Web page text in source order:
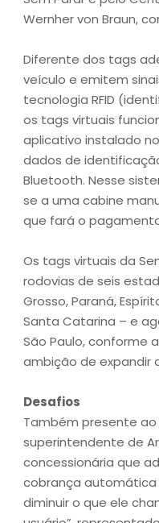
Wernher von Braun,
Diferente dos tags
veículo e emitem
tecnologia RFID
os tags virtuais
aplicativo instalado
dados de
Bluetooth. Nesse
se a uma cabine
que fará o
Os tags virtuais da
rodovias de seis
Grosso, Paraná,
Santa Catarina – e
São Paulo, conforme
ambição de expandir
Desafios
Também presente
superintendente de
concessionária que
cobrança
diminuir o que ele